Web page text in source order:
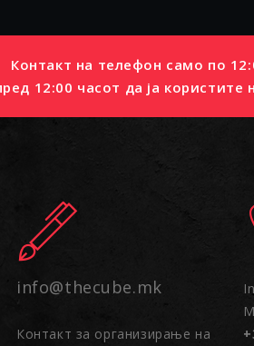
Контакт на телефон само по
12:00 часот да ја
info@thecube.mk
Контакт за организирање на